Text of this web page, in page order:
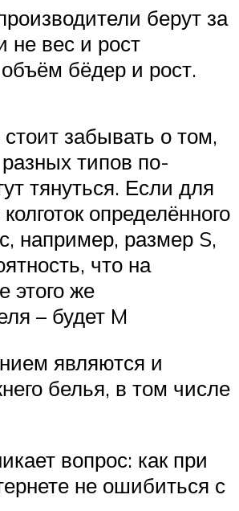
берут за
не вес и рост
бёдер и рост.
забывать о том,
разных типов по-
тянуться. Если для
определённого
например, размер S,
что на
этого же
– будет M
являются и
белья, в том числе
вопрос: как при
не ошибиться с